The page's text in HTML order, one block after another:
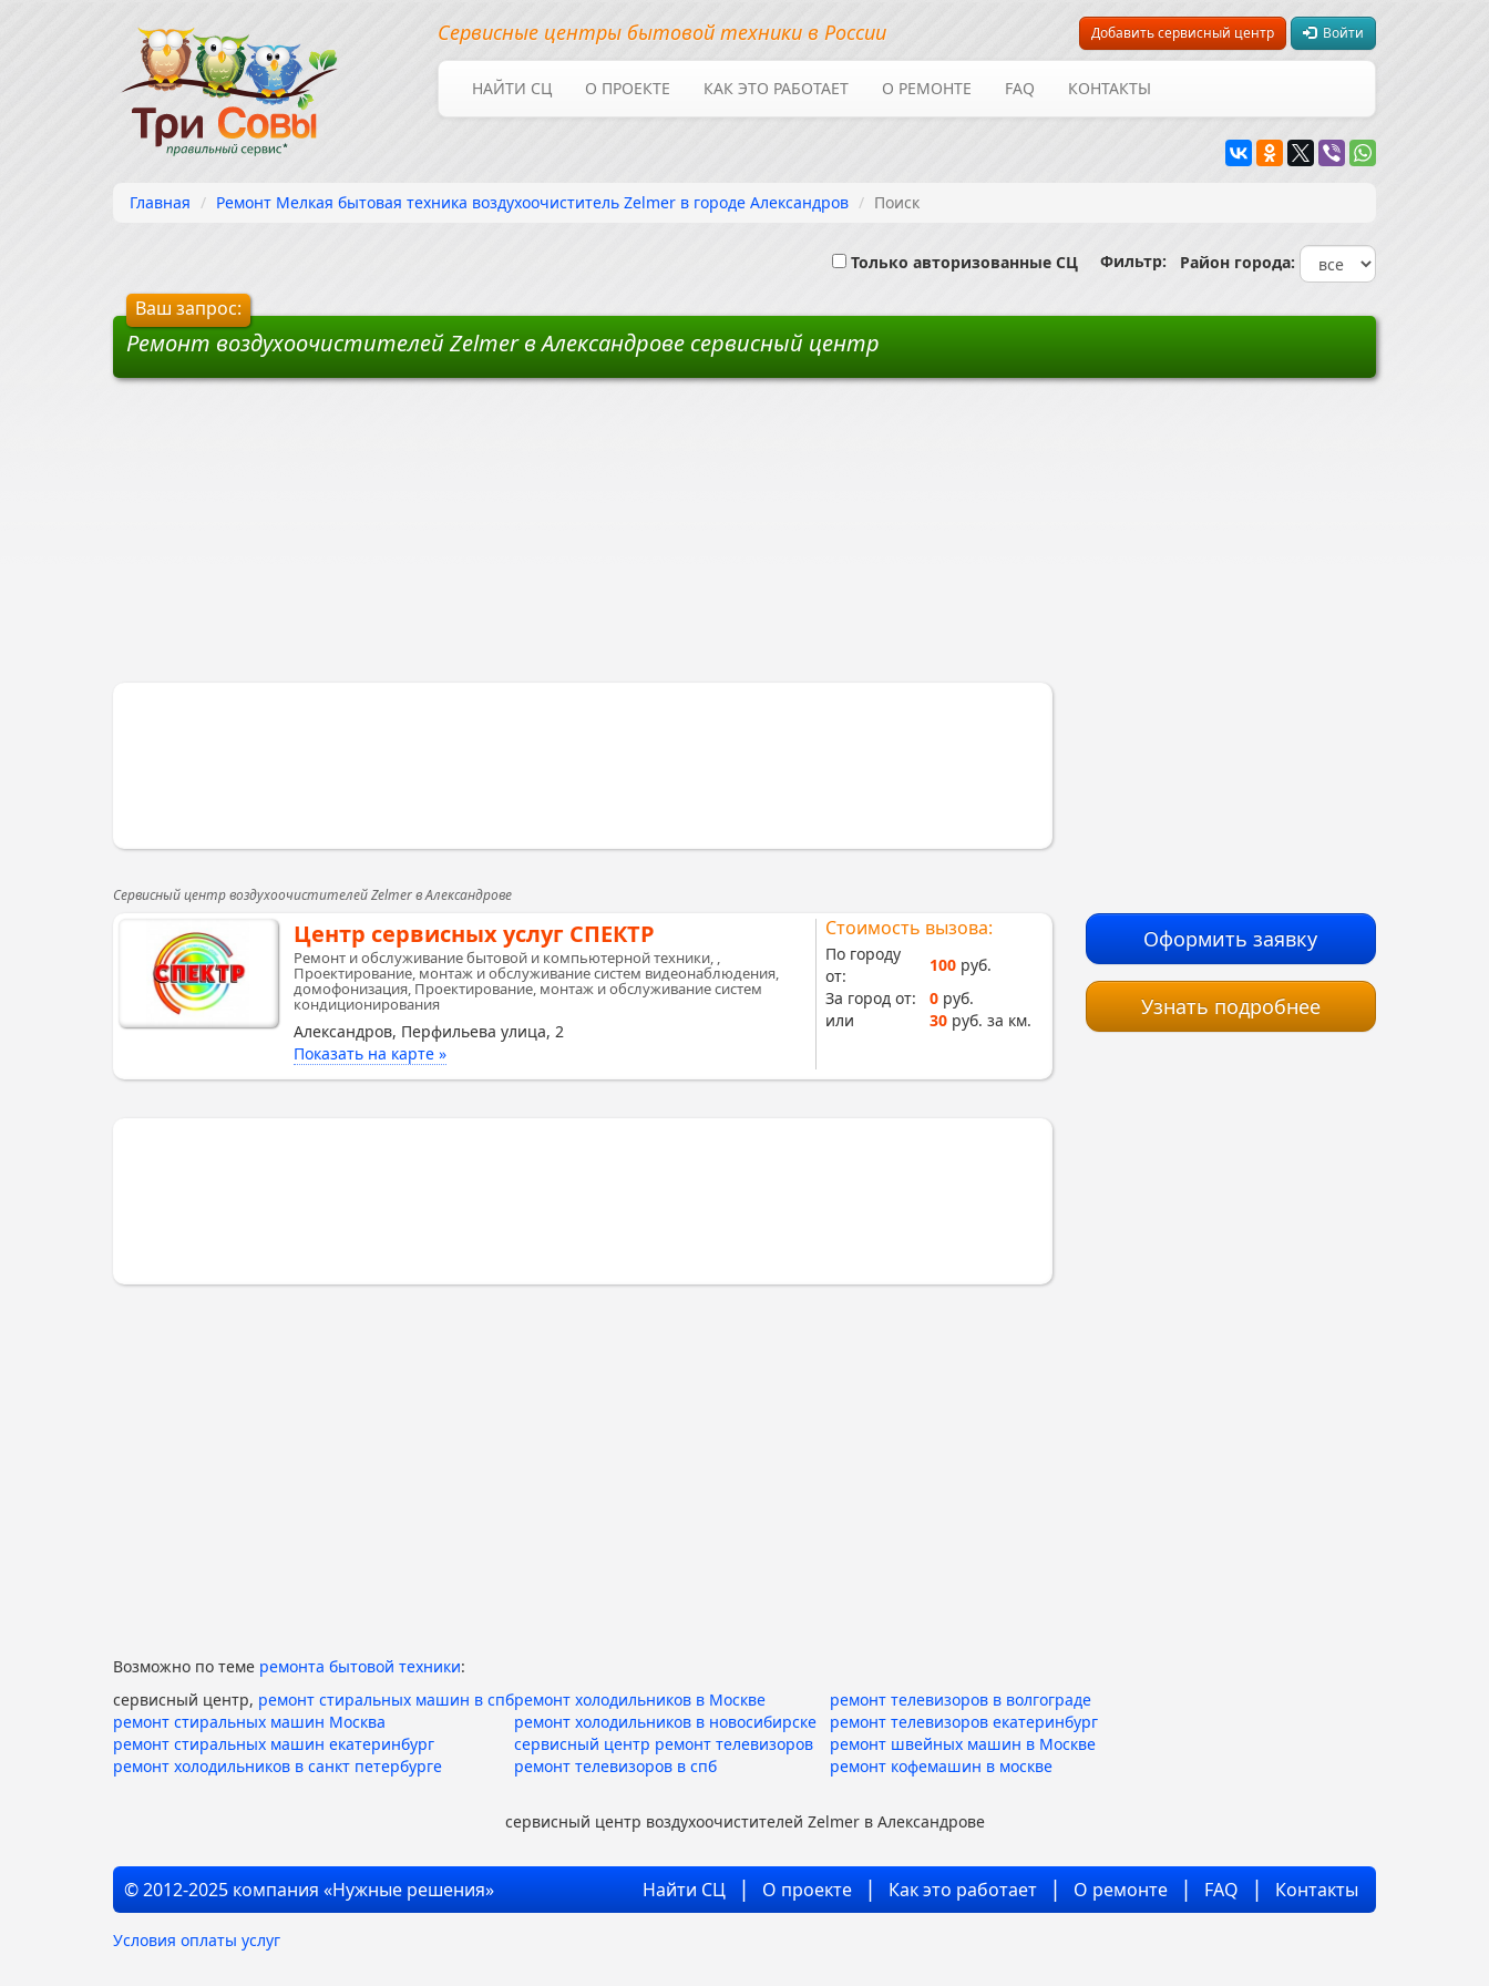
Добавить сервисный центр Войти
Сервисные центры бытовой техники в России
НАЙТИ СЦ О ПРОЕКТЕ КАК ЭТО РАБОТАЕТ О РЕМОНТЕ FAQ КОНТАКТЫ
Главная Ремонт Мелкая бытовая техника воздухоочиститель Zelmer в городе Александров Поиск
Только авторизованные СЦ Фильтр: Район города:
Ваш запрос:
Ремонт воздухоочистителей Zelmer в Александрове сервисный центр
Сервисный центр воздухоочистителей Zelmer в Александрове
Центр сервисных услуг СПЕКТР
Ремонт и обслуживание бытовой и компьютерной техники, ,
Проектирование, монтаж и обслуживание систем видеонаблюдения,
домофонизация, Проектирование, монтаж и обслуживание систем
кондиционирования
Александров, Перфильева улица, 2
Показать на карте »
Стоимость вызова:
По городу
от:
100руб.
За город от:
0руб.
или
30руб. за км.
Оформить заявку
Узнать подробнее
Возможно по теме ремонта бытовой техники:
сервисный центр, ремонт стиральных машин в спбремонт холодильников в Москве
ремонт телевизоров в волгограде
ремонт стиральных машин Москва
ремонт холодильников в новосибирске
ремонт телевизоров екатеринбург
ремонт стиральных машин екатеринбург
сервисный центр ремонт телевизоров
ремонт швейных машин в Москве
ремонт холодильников в санкт петербурге
ремонт телевизоров в спб ремонт кофемашин в москве
сервисный центр воздухоочистителей Zelmer в Александрове
© 2012-2025 компания «Нужные решения» Найти СЦ О проекте Как это работает О ремонте FAQ Контакты
Условия оплаты услуг